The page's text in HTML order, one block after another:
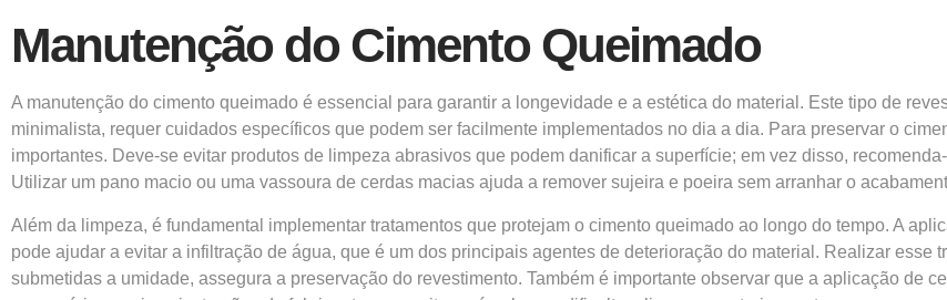
Manutenção do Cimento Queimado
A manutenção do cimento queimado é essencial para garantir a longevidade e a estética do material. Este tipo de
minimalista, requer cuidados específicos que podem ser facilmente implementados no dia a dia. Para preservar o
importantes. Deve-se evitar produtos de limpeza abrasivos que podem danificar a superfície; em vez disso,
Utilizar um pano macio ou uma vassoura de cerdas macias ajuda a remover sujeira e poeira sem arranhar o
Além da limpeza, é fundamental implementar tratamentos que protejam o cimento queimado ao longo do tempo. A
pode ajudar a evitar a infiltração de água, que é um dos principais agentes de deterioração do material. Realizar esse
submetidas a umidade, assegura a preservação do revestimento. Também é importante observar que a aplicação de